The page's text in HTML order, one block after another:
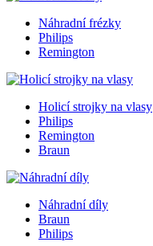
Náhradní frézky
Philips
Remington
Holicí strojky na vlasy
Philips
Remington
Braun
Náhradní díly
Braun
Philips